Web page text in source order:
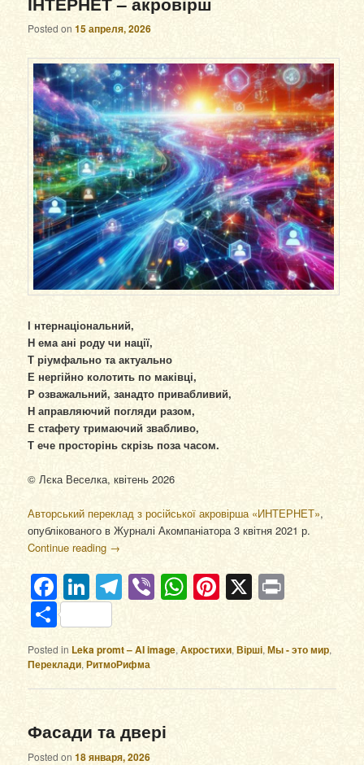
Posted on15 апреля, 2026
І нтернаціональний,
Н ема ані роду чи нації,
Т ріумфально та актуально
Е нергійно колотить по маківці,
Р озважальний, занадто привабливий,
Н аправляючий погляди разом,
Е стафету тримаючий звабливо,
Т ече просторінь скрізь поза часом.
© Лєка Веселка, квітень 2026
Авторський переклад з російської акровірша «ИНТЕРНЕТ»,
опублікованого в Журналі Акомпаніатора 3 квітня 2021 р.
Continue reading →
Facebook
LinkedIn
Telegram
ViberWhatsApp
Pinterest
X
Отправить
Posted in Leka promt – AI image,Акростихи,Вірші,Мы - это мир,
Переклади,РитмоРифма
Фасади та двері
Posted on18 января, 2026